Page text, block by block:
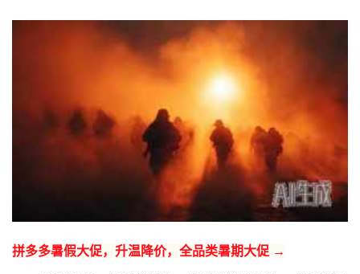
拼多多暑假大促，升温降价，全品类暑期大促 →